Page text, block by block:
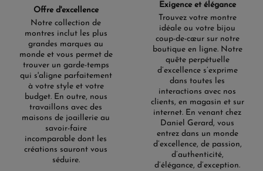
Offre d'excellence
Notre collection de
montres inclut les plus
grandes marques au
monde et vous permet de
trouver un garde-temps
qui s'aligne parfaitement
à votre style et votre
budget. En outre, nous
travaillons avec des
maisons de joaillerie au
savoir-faire
incomparable dont les
créations sauront vous
séduire.
Exigence et élégance
Trouvez votre montre
idéale ou votre bijou
coup-de-cœur sur notre
boutique en ligne. Notre
quête perpétuelle
d’excellence s’exprime
dans toutes les
interactions avec nos
clients, en magasin et sur
internet. En venant chez
Daniel Gerard, vous
entrez dans un monde
d’excellence, de passion,
d’authenticité,
d’élégance, d’exception.